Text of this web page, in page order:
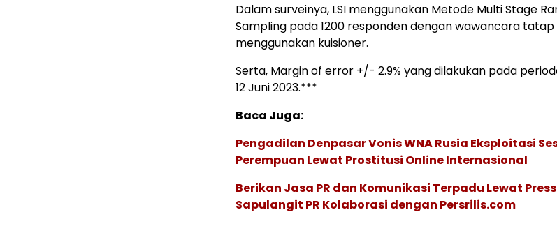
Dalam surveinya, LSI menggunakan Metode Multi Stage
Sampling pada 1200 responden dengan wawancara
menggunakan kuisioner.
Serta, Margin of error +/- 2.9% yang dilakukan pada
12 Juni 2023.***
Baca Juga:
Pengadilan Denpasar Vonis WNA Rusia Eksploitasi
Perempuan Lewat Prostitusi Online Internasional
Berikan Jasa PR dan Komunikasi Terpadu Lewat
Sapulangit PR Kolaborasi dengan Persrilis.com